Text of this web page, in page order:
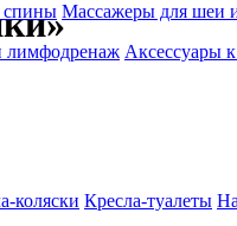
спины Массажеры для шеи
лимфодренаж Аксессуары
коляски Кресла-туалеты